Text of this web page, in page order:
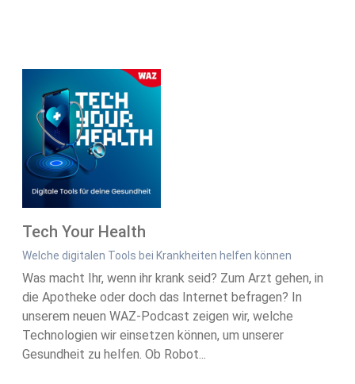
Tech Your Health
Welche digitalen Tools bei Krankheiten helfen können
Was macht Ihr, wenn ihr krank seid? Zum Arzt gehen, in
die Apotheke oder doch das Internet befragen? In
unserem neuen WAZ-Podcast zeigen wir, welche
Technologien wir einsetzen können, um unserer
Gesundheit zu helfen. Ob Robot...